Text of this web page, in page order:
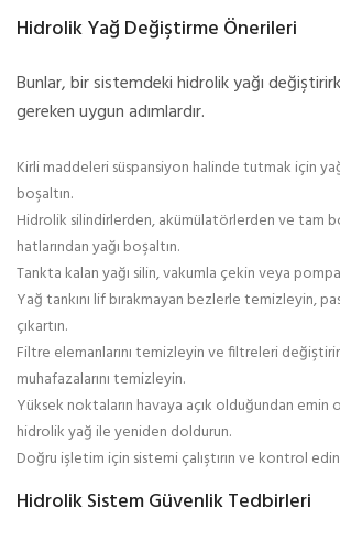
Hidrolik Yağ Değiştirme Önerileri
Bunlar, bir sistemdeki hidrolik yağı
gereken uygun adımlardır.
Kirli maddeleri süspansiyon halinde tutmak için
boşaltın.
Hidrolik silindirlerden, akümülatörlerden ve tam
hatlarından yağı boşaltın.
Tankta kalan yağı silin, vakumla çekin veya pompa
Yağ tankını lif bırakmayan bezlerle temizleyin,
çıkartın.
Filtre elemanlarını temizleyin ve filtreleri
muhafazalarını temizleyin.
Yüksek noktaların havaya açık olduğundan emin
hidrolik yağ ile yeniden doldurun.
Doğru işletim için sistemi çalıştırın ve kontrol
Hidrolik Sistem Güvenlik Tedbirleri